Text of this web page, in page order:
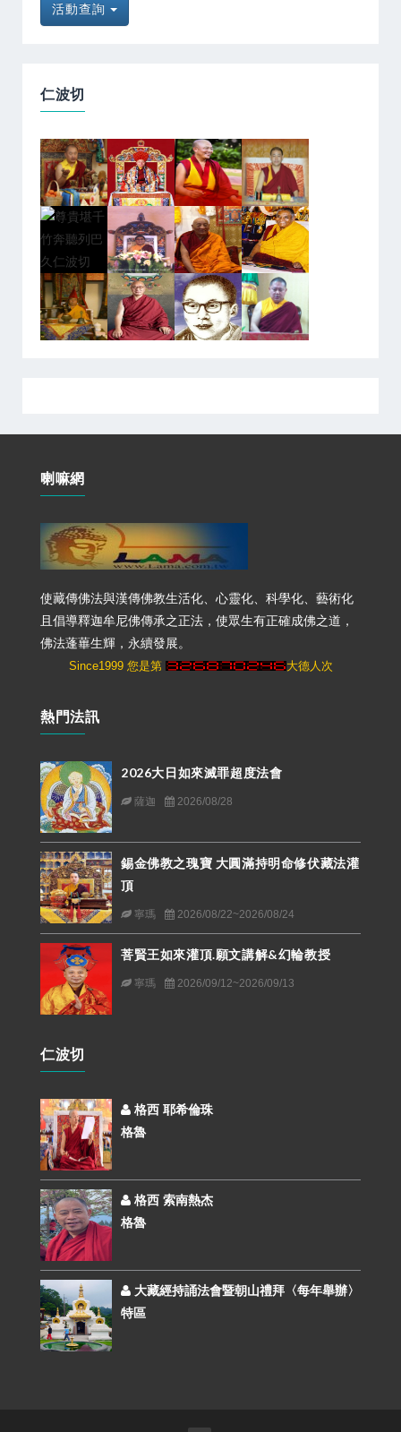
活動查詢
仁波切
喇嘛網
使藏傳佛法與漢傳佛教生活化、心靈化、科學化、藝術化
且倡導釋迦牟尼佛傳承之正法，使眾生有正確成佛之道，
佛法蓬蓽生輝，永續發展。
Since1999 您是第 大德人次
熱門法訊
2026大日如來滅罪超度法會
薩迦 2026/08/28
錫金佛教之瑰寶 大圓滿持明命修伏藏法灌
頂
寧瑪 2026/08/22~2026/08/24
菩賢王如來灌頂.願文講解&幻輪教授
寧瑪 2026/09/12~2026/09/13
仁波切
格西 耶希倫珠
格魯
格西 索南熱杰
格魯
大藏經持誦法會暨朝山禮拜〈每年舉辦〉
特區